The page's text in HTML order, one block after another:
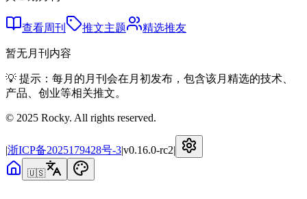
查看周刊 推文主题 精选推友
暂无月刊内容
💡 提示：每月的月刊会在月初发布，包含该月精选的技术、
产品、创业等相关推文。
© 2025 Rocky. All rights reserved.
|浙ICP备2025179428号-3|v0.16.0-rc2|
🇺🇸